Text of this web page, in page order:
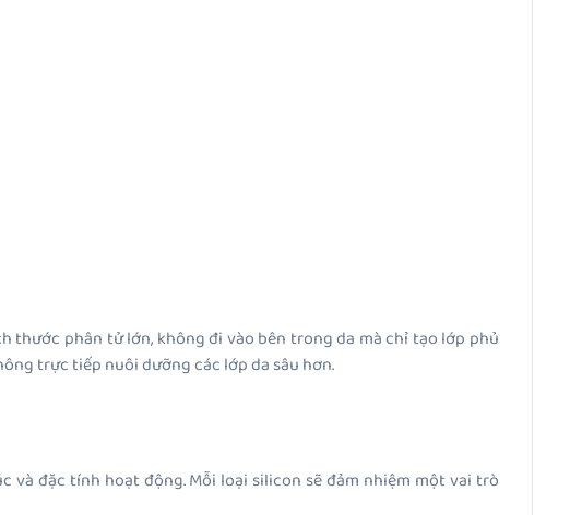
thước phân tử lớn, không đi vào bên trong da mà chỉ tạo lớp phủ
trực tiếp nuôi dưỡng các lớp da sâu hơn.
đặc tính hoạt động. Mỗi loại silicon sẽ đảm nhiệm một vai trò